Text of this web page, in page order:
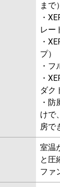
まで
・
レー
・
プ）
・フ
・
ダク
・
けで
房で
室温
と圧
ファ